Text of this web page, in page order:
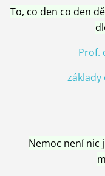
To, co den co den
Prof.
Nemoc není nic